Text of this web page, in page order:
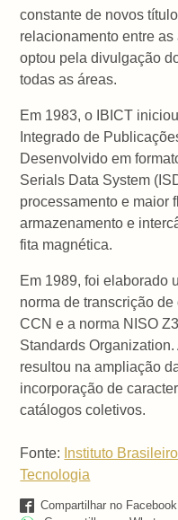
constante de novos
relacionamento entre
optou pela divulgação
todas as áreas.
Em 1983, o IBICT
Integrado de
Desenvolvido em
Serials Data System
processamento e maior
armazenamento e
fita magnética.
Em 1989, foi elaborado
norma de transcrição
CCN e a norma NISO
Standards
resultou na ampliação
incorporação de
catálogos coletivos.
Fonte: Instituto
Tecnologia
Compartilhar no Facebook